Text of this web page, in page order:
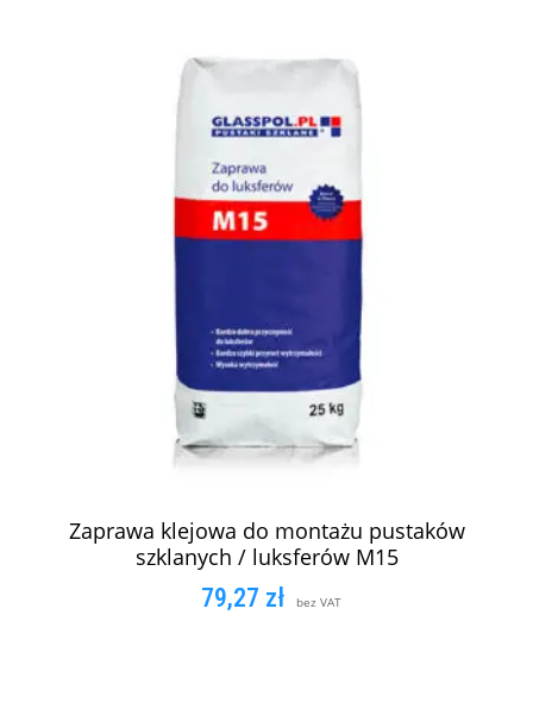
Zaprawa klejowa do montażu pustaków
szklanych / luksferów M15
79,27 zł bez VAT